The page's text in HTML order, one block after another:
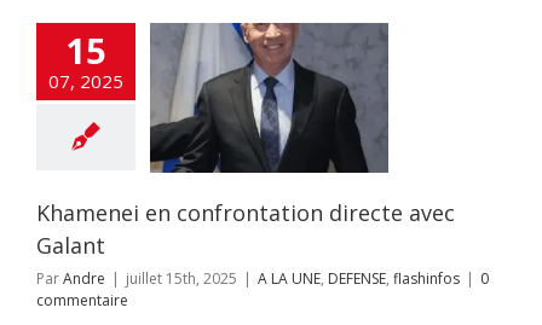
15
07, 2025
en
directe
DEFENSE
Khamenei en confrontation directe avec
Galant
ParAndre | juillet 15th, 2025 | A LA UNE, DEFENSE, flashinfos | 0
commentaire